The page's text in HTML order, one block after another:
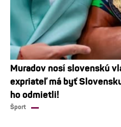
Muradov nosí slovenskú
expriateľ má byť
ho odmietli!
Šport